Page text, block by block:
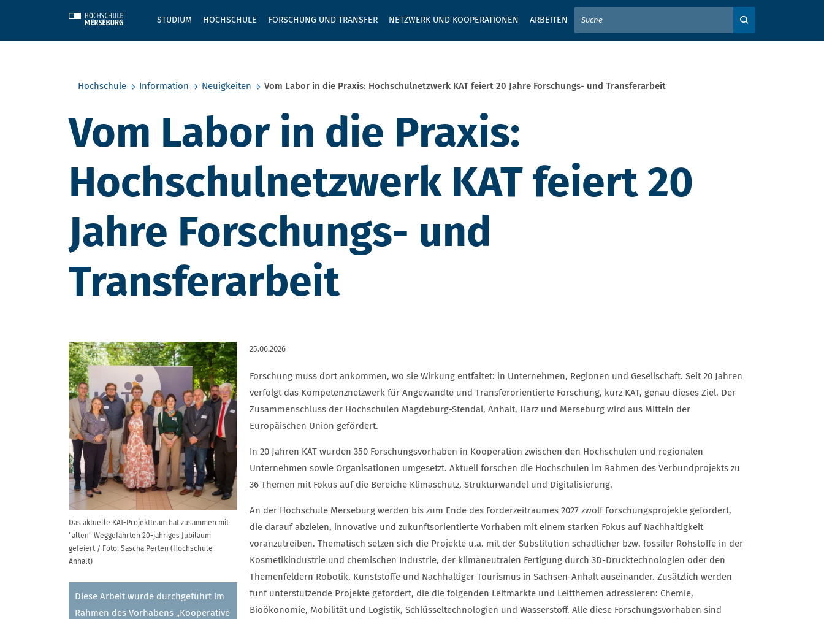
STUDIUM HOCHSCHULE FORSCHUNG UND TRANSFER NETZWERK UND KOOPERATIONEN ARBEITEN
GEBEN SIE HIER IHREN SUCHBEGRIFF EIN
Hochschule
Information Neuigkeiten Vom Labor in die Praxis: Hochschulnetzwerk KAT feiert 20 Jahre Forschungs- und Transferarbeit
Vom Labor in die Praxis:
Hochschulnetzwerk KAT feiert 20
Jahre Forschungs- und
Transferarbeit
Das aktuelle KAT-Projektteam hat zusammen mit
"alten" Weggefährten 20-jahriges Jubiläum
gefeiert / Foto: Sascha Perten (Hochschule
Anhalt)
Diese Arbeit wurde durchgeführt im
Rahmen des Vorhabens „Kooperative
25.06.2026
Forschung muss dort ankommen, wo sie Wirkung entfaltet: in Unternehmen, Regionen und Gesellschaft. Seit 20 Jahren
verfolgt das Kompetenznetzwerk für Angewandte und Transferorientierte Forschung, kurz KAT, genau dieses Ziel. Der
Zusammenschluss der Hochschulen Magdeburg-Stendal, Anhalt, Harz und Merseburg wird aus Mitteln der
Europäischen Union gefördert.
In 20 Jahren KAT wurden 350 Forschungsvorhaben in Kooperation zwischen den Hochschulen und regionalen
Unternehmen sowie Organisationen umgesetzt. Aktuell forschen die Hochschulen im Rahmen des Verbundprojekts zu
36 Themen mit Fokus auf die Bereiche Klimaschutz, Strukturwandel und Digitalisierung.
An der Hochschule Merseburg werden bis zum Ende des Förderzeitraumes 2027 zwölf Forschungsprojekte gefördert,
die darauf abzielen, innovative und zukunftsorientierte Vorhaben mit einem starken Fokus auf Nachhaltigkeit
voranzutreiben. Thematisch setzen sich die Projekte u.a. mit der Substitution schädlicher bzw. fossiler Rohstoffe in der
Kosmetikindustrie und chemischen Industrie, der klimaneutralen Fertigung durch 3D-Drucktechnologien oder den
Themenfeldern Robotik, Kunststoffe und Nachhaltiger Tourismus in Sachsen-Anhalt auseinander. Zusätzlich werden
fünf unterstützende Projekte gefördert, die die folgenden Leitmärkte und Leitthemen adressieren: Chemie,
Bioökonomie, Mobilität und Logistik, Schlüsseltechnologien und Wasserstoff. Alle diese Forschungsvorhaben sind